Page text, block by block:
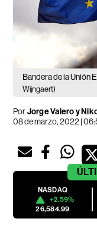
Bandera de la Unión
Wijngaert)
PorJorge Valero y
08 de marzo, 2022 |
NASDAQ
+2.59%
26,584.99